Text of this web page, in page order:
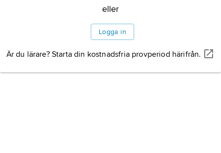
eller
Logga in
Är du lärare? Starta din kostnadsfria provperiod härifrån.